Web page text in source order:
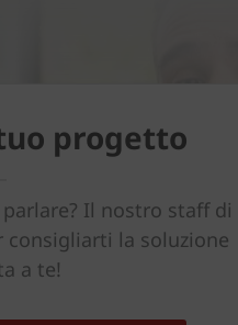
progetto
Il nostro staff di
la soluzione
a te!